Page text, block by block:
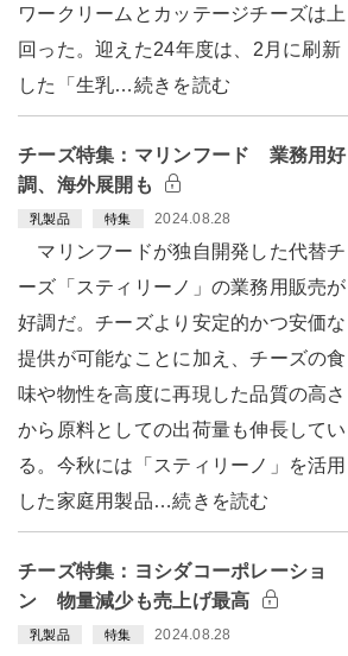
ワークリームとカッテージチーズは上
回った。迎えた24年度は、2月に刷新
した「生乳…続きを読む
チーズ特集：マリンフード 業務用好
調、海外展開も
乳製品 特集 2024.08.28
マリンフードが独自開発した代替チ
ーズ「スティリーノ」の業務用販売が
好調だ。チーズより安定的かつ安価な
提供が可能なことに加え、チーズの食
味や物性を高度に再現した品質の高さ
から原料としての出荷量も伸長してい
る。今秋には「スティリーノ」を活用
した家庭用製品…続きを読む
チーズ特集：ヨシダコーポレーショ
ン 物量減少も売上げ最高
乳製品 特集 2024.08.28